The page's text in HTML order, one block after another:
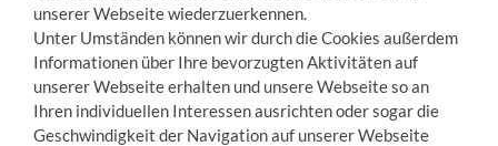
unserer Webseite wiederzuerkennen.
Unter Umständen können wir durch die Cookies außerdem
Informationen über Ihre bevorzugten Aktivitäten auf
unserer Webseite erhalten und unsere Webseite so an
Ihren individuellen Interessen ausrichten oder sogar die
Geschwindigkeit der Navigation auf unserer Webseite